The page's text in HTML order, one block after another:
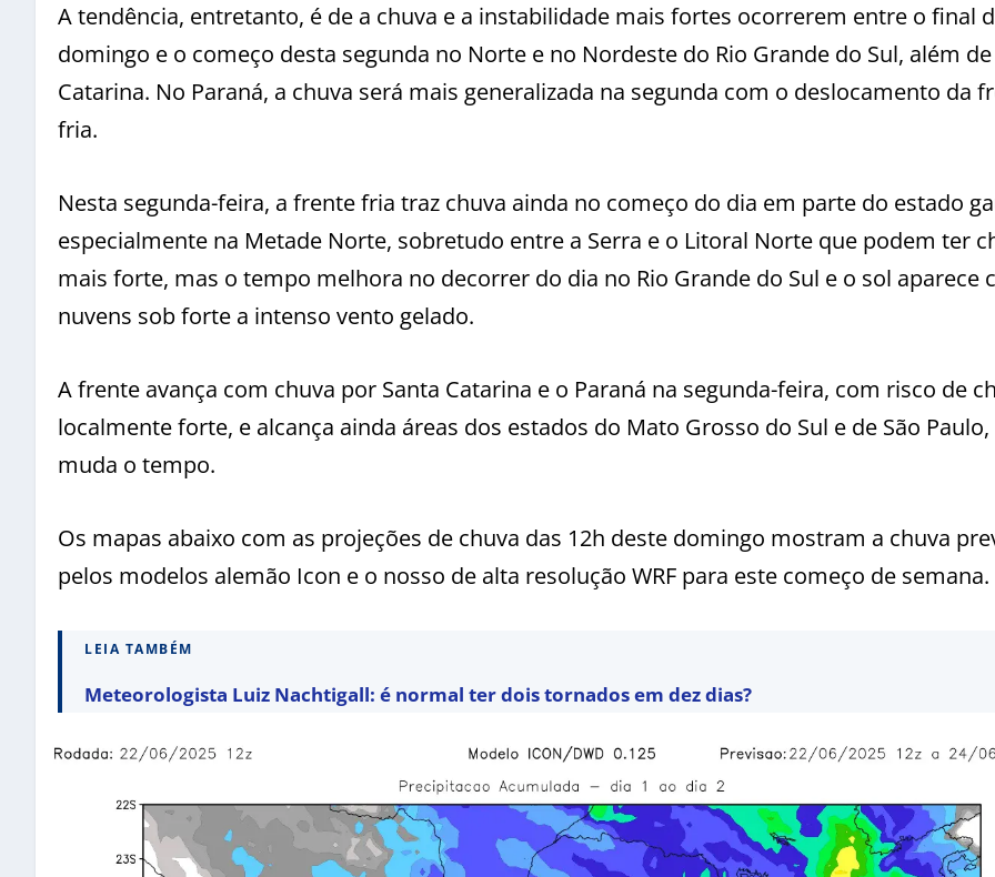
A tendência, entretanto, é de a chuva e a instabilidade mais fortes ocorrerem entre o final
domingo e o começo desta segunda no Norte e no Nordeste do Rio Grande do Sul, além de
Catarina. No Paraná, a chuva será mais generalizada na segunda com o deslocamento da
fria.
Nesta segunda-feira, a frente fria traz chuva ainda no começo do dia em parte do estado
especialmente na Metade Norte, sobretudo entre a Serra e o Litoral Norte que podem ter
mais forte, mas o tempo melhora no decorrer do dia no Rio Grande do Sul e o sol aparece
nuvens sob forte a intenso vento gelado.
A frente avança com chuva por Santa Catarina e o Paraná na segunda-feira, com risco de
localmente forte, e alcança ainda áreas dos estados do Mato Grosso do Sul e de São
muda o tempo.
Os mapas abaixo com as projeções de chuva das 12h deste domingo mostram a chuva
pelos modelos alemão Icon e o nosso de alta resolução WRF para este começo de semana.
LEIA TAMBÉM
Meteorologista Luiz Nachtigall: é normal ter dois tornados em dez dias?